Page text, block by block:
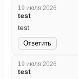
19 июля 2026
test
test
Ответить
19 июля 2026
test